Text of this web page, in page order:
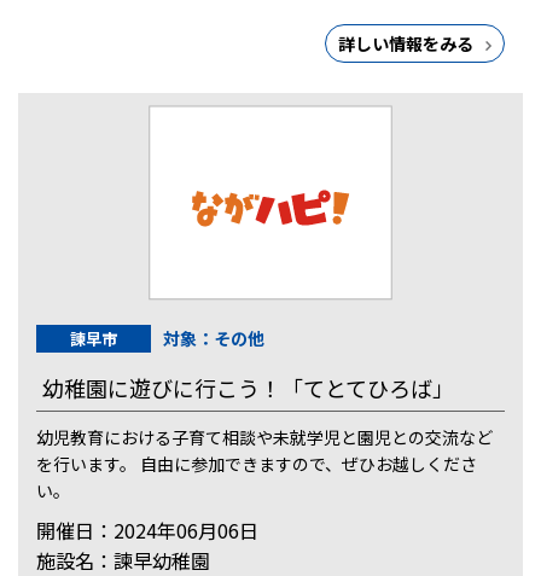
詳しい情報をみる
諫早市 対象：その他
幼稚園に遊びに行こう！「てとてひろば」
幼児教育における子育て相談や未就学児と園児との交流など
を行います。 自由に参加できますので、ぜひお越しくださ
い。
開催日：2024年06月06日
施設名：諫早幼稚園